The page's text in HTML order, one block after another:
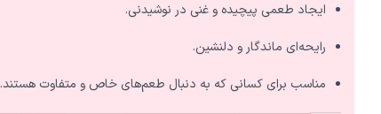
ایجاد طعمی پیچیده و غنی در نوشیدنی.
رایحه‌ای ماندگار و دلنشین.
مناسب برای کسانی که به دنبال طعم‌های خاص و متفاوت هستند.